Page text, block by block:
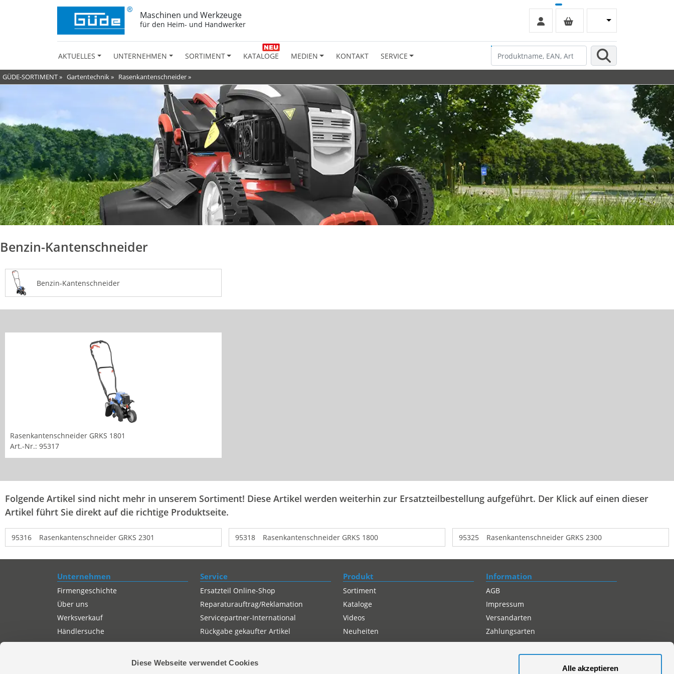
Diese Webseite verwendet Cookies
Alle akzeptieren
Maschinen und Werkzeuge
für den Heim- und Handwerker
AKTUELLES UNTERNEHMEN SORTIMENT KATALOGE MEDIEN KONTAKT SERVICE
GÜDE-SORTIMENT» Gartentechnik» Rasenkantenschneider»
Benzin-Kantenschneider
Benzin-Kantenschneider
Rasenkantenschneider GRKS 1801
Art.-Nr.: 95317
Folgende Artikel sind nicht mehr in unserem Sortiment! Diese Artikel werden weiterhin zur Ersatzteilbestellung aufgeführt. Der Klick auf einen dieser
Artikel führt Sie direkt auf die richtige Produktseite.
95316 Rasenkantenschneider GRKS 2301 95318 Rasenkantenschneider GRKS 1800 95325 Rasenkantenschneider GRKS 2300
Unternehmen
Firmengeschichte
Über uns
Werksverkauf
Händlersuche
Servicepartner-International
Autorisierter Internetpartner
Service
Ersatzteil Online-Shop
Reparaturauftrag/Reklamation
Servicepartner-International
Rückgabe gekaufter Artikel
Produkt
Sortiment
Kataloge
Videos
Neuheiten
Information
AGB
Impressum
Versandarten
Zahlungsarten
Compliance
Datenschutz